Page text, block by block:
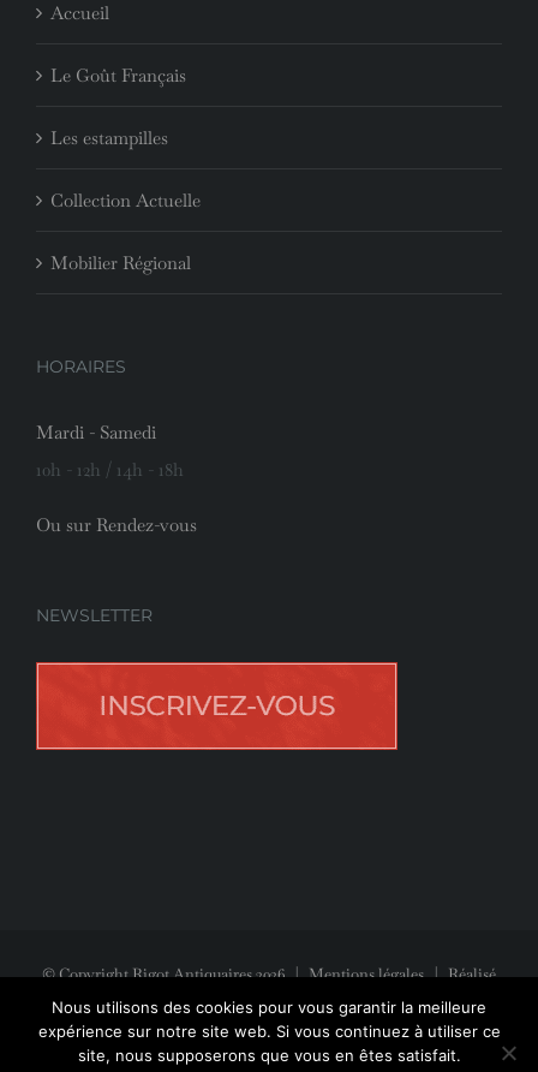
Accueil
Le Goût Français
Les estampilles
Collection Actuelle
Mobilier Régional
HORAIRES
Mardi - Samedi
10h - 12h / 14h - 18h
Ou sur Rendez-vous
NEWSLETTER
© Copyright Rigot Antiquaires2026|Mentions légales| Réalisé
avec la participation deJeff Concept
Nous utilisons des cookies pour vous garantir la meilleure
expérience sur notre site web. Si vous continuez à utiliser ce
site, nous supposerons que vous en êtes satisfait.